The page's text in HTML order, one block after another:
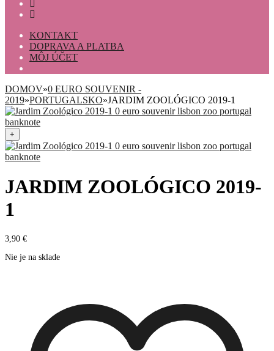
KONTAKT
DOPRAVA A PLATBA
MÔJ ÚČET
DOMOV»0 EURO SOUVENIR -
2019»PORTUGALSKO»JARDIM ZOOLÓGICO 2019-1
+
JARDIM ZOOLÓGICO 2019-
1
3,90 €
Nie je na sklade